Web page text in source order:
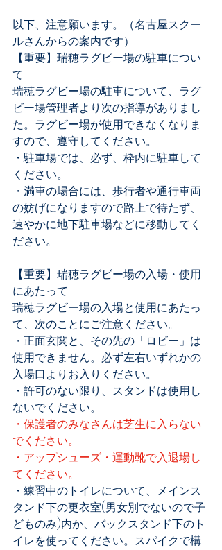
以下、注意願います。（名古屋スクー
ルさんからの案内です）
【重要】瑞穂ラグビー場の駐車につい
て
瑞穂ラグビー場の駐車について、ラグ
ビー場管理者より次の指導がありまし
た。ラグビー場が使用できなくなりま
すので、遵守してください。
・駐車場では、必ず、枠内に駐車して
ください。
・満車の場合には、歩行者や通行車両
の妨げになりますので路上で待たず、
速やかに地下駐車場などに移動してく
ださい。
【重要】瑞穂ラグビー場の入場・使用
にあたって
瑞穂ラグビー場の入場と使用にあたっ
て、次のことにご注意ください。
・正面玄関と、その先の「ロビー」は
使用できません。必ず左右いずれかの
入場口よりお入りください。
・許可のない限り、スタンドは使用し
ないでください。
・保護者のみなさんは芝生に入らない
でください。
・アップシューズ・運動靴で入退場し
てください。
・練習中のトイレについて、メインス
タンド下の更衣室(男女別でないので子
どものみ)内か、バックスタンド下のト
イレを使ってください。スパイクで構